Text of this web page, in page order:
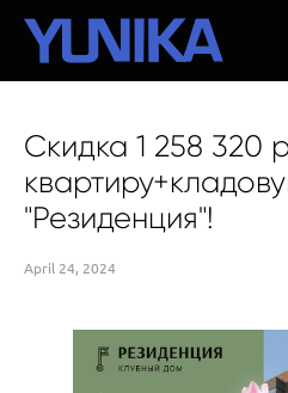
April 24, 2024
Скидка 1 258 320
"Резиденция"!